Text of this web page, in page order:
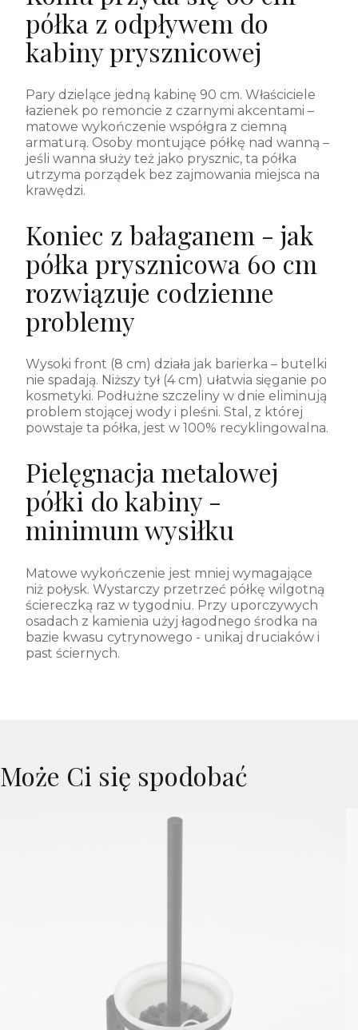
półka z odpływem do
kabiny prysznicowej
Pary dzielące jedną kabinę 90 cm. Właściciele
łazienek po remoncie z czarnymi akcentami –
matowe wykończenie współgra z ciemną
armaturą. Osoby montujące półkę nad wanną –
jeśli wanna służy też jako prysznic, ta półka
utrzyma porządek bez zajmowania miejsca na
krawędzi.
Koniec z bałaganem - jak
półka prysznicowa 60 cm
rozwiązuje codzienne
problemy
Wysoki front (8 cm) działa jak barierka – butelki
nie spadają. Niższy tył (4 cm) ułatwia sięganie po
kosmetyki. Podłużne szczeliny w dnie eliminują
problem stojącej wody i pleśni. Stal, z której
powstaje ta półka, jest w 100% recyklingowalna.
Pielęgnacja metalowej
półki do kabiny -
minimum wysiłku
Matowe wykończenie jest mniej wymagające
niż połysk. Wystarczy przetrzeć półkę wilgotną
ściereczką raz w tygodniu. Przy uporczywych
osadach z kamienia użyj łagodnego środka na
bazie kwasu cytrynowego - unikaj druciaków i
past ściernych.
Może Ci się spodobać